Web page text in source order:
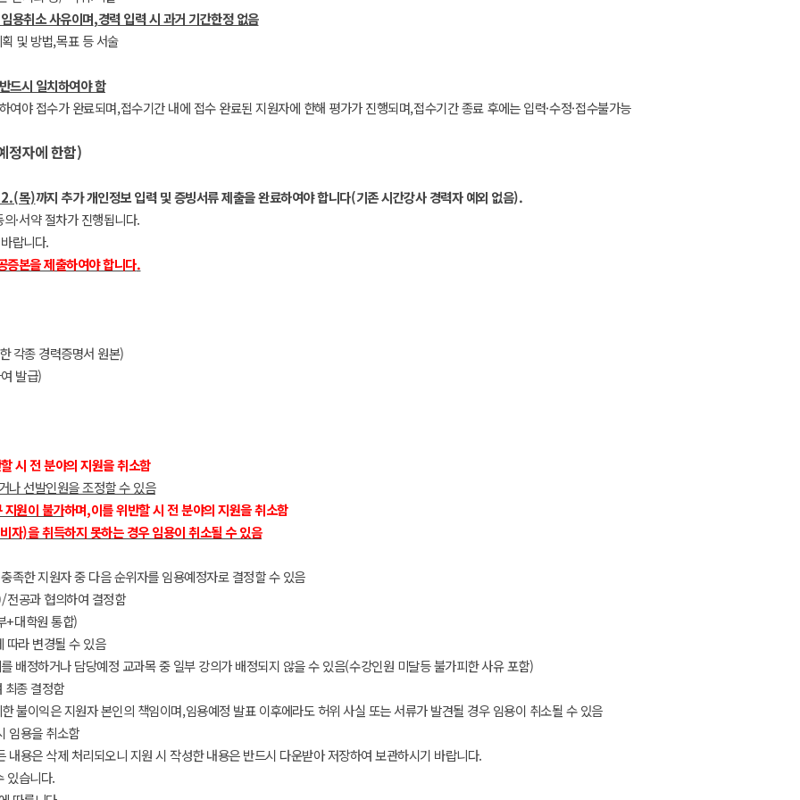
용취소 사유이며,경력 입력 시 과거 기간한정 없음
및 방법,목표 등 서술
드시 일치하여야 함
여야 접수가 완료되며,접수기간 내에 접수 완료된 지원자에 한해 평가가 진행되며,접수기간 종료 후에는 입력·수정·접수불가능
정자에 한함)
목)까지 추가 개인정보 입력 및 증빙서류 제출을 완료하여야 합니다(기존 시간강사 경력자 예외 없음).
의·서약 절차가 진행됩니다.
랍니다.
증본을 제출하여야 합니다.
각종 경력증명서 원본)
발급)
시 전 분야의 지원을 취소함
나 선발인원을 조정할 수 있음
지원이 불가하며,이를 위반할 시 전 분야의 지원을 취소함
비자)을 취득하지 못하는 경우 임용이 취소될 수 있음
족한 지원자 중 다음 순위자를 임용예정자로 결정할 수 있음
전공과 협의하여 결정함
+대학원 통합)
따라 변경될 수 있음
배정하거나 담당예정 교과목 중 일부 강의가 배정되지 않을 수 있음(수강인원 미달등 불가피한 사유 포함)
최종 결정함
불이익은 지원자 본인의 책임이며,임용예정 발표 이후에라도 허위 사실 또는 서류가 발견될 경우 임용이 취소될 수 있음
임용을 취소함
용은 삭제 처리되오니 지원 시 작성한 내용은 반드시 다운받아 저장하여 보관하시기 바랍니다.
있습니다.